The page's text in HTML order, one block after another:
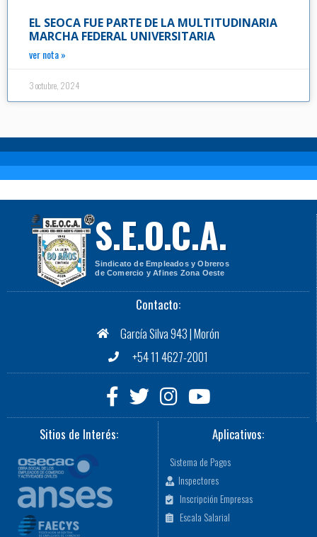
EL SEOCA FUE PARTE DE LA MULTITUDINARIA
MARCHA FEDERAL UNIVERSITARIA
ver nota »
3 octubre, 2024
S.E.O.C.A.
Sindicato de Empleados y Obreros
de Comercio y Afines Zona Oeste
Contacto:
García Silva 943 | Morón
+54 11 4627-2001
Sitios de Interés: Aplicativos:
Sistema de Pagos
Inspectores
Inscripción Empresas
Escala Salarial